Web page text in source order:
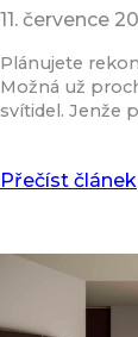
11. července
Plánujete
Možná už
svítidel. Jenže
Přečíst článek